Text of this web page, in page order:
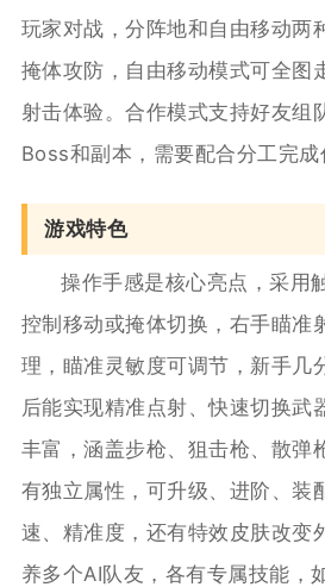
玩家对战，分阵地和自由移动两
掩体攻防，自由移动模式可全图
射击体验。合作模式支持好友组
Boss和副本，需要配合分工完成
游戏特色
操作手感是核心亮点，采用
控制移动或掩体切换，右手瞄准
理，瞄准灵敏度可调节，新手几
后能实现精准点射、快速切换武
丰富，涵盖步枪、狙击枪、散弹
有独立属性，可升级、进阶、装
速、精准度，还有特效皮肤改变
养多个AI队友，各有专属技能，